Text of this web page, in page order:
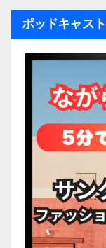
ポッドキャスト